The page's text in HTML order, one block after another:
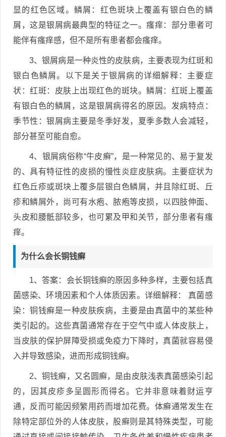
显的红色区域。鳞屑：红色斑块上覆盖有银白色的鳞
屑，这是银屑病最典型的特征之一。瘙痒：部分患者可
能伴有瘙痒感，但不是所有患者都会瘙痒。
3、银屑病是一种炎性的皮肤病，主要表现为红斑和
银白色鳞屑。以下是关于银屑病的详细解释：主要症
状：红斑：皮肤上出现红色的斑块。鳞屑：红斑上覆盖
有银白色的鳞屑，这是银屑病得名的原因。发病特点：
季节性：银屑病主要是冬季好发，夏季多数人会减轻，
部分甚至可能自愈。
4、银屑病俗称“牛皮癣”，是一种常见的、易于复发
的、具有特征性的皮损的慢性炎症皮肤病。主要症状为
红色丘疹或斑块上覆多层银白色鳞屑，并且除红斑、丘
疹和鳞屑外，尚可有水疱、脓疱等皮损，以四肢伸面、
头皮和腰骶部较多，也可累及甲和关节，部分患者有瘙
痒。
为什么会长铜钱癣
1、答案：会长铜钱癣的原因多种多样，主要包括真
菌感染、环境因素和个人体质因素。详细解释： 真菌感
染：铜钱癣是一种皮肤疾病，主要是由真菌中的某些种
类引起的。这些真菌通常存在于空气中或人体皮肤上，
当皮肤的保护屏障受损或免疫力下降时，真菌就容易侵
入并导致感染，进而形成铜钱癣。
2、铜钱癣，又名圆癣，是由皮肤浅表真菌感染引起
的，因其皮疹多呈圆形而得名。它并非意味着财运亨
通，反而可能因频繁用药而增加花费。体癣通常发生在
除特定部位外的人体皮肤，股癣则是其特殊类型，可能